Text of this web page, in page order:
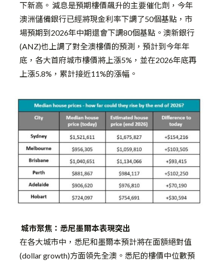
下新高。 減息是預期樓價飆升的主要催化劑，今年
澳洲儲備銀行已經將現金利率下調了50個基點，市
場預期到2026年中期還會下調80個基點。澳新銀行
(ANZ)也上調了對全澳樓價的預測，預計到今年年
底，各大首府城市樓價將上漲5%，並在2026年底再
上漲5.8%，累計接近11%的漲幅。
城市聚焦：悉尼墨爾本表現突出
在各大城市中，悉尼和墨爾本預計將在面額絕對值
(dollar growth)方面領先全澳。悉尼的樓價中位數預